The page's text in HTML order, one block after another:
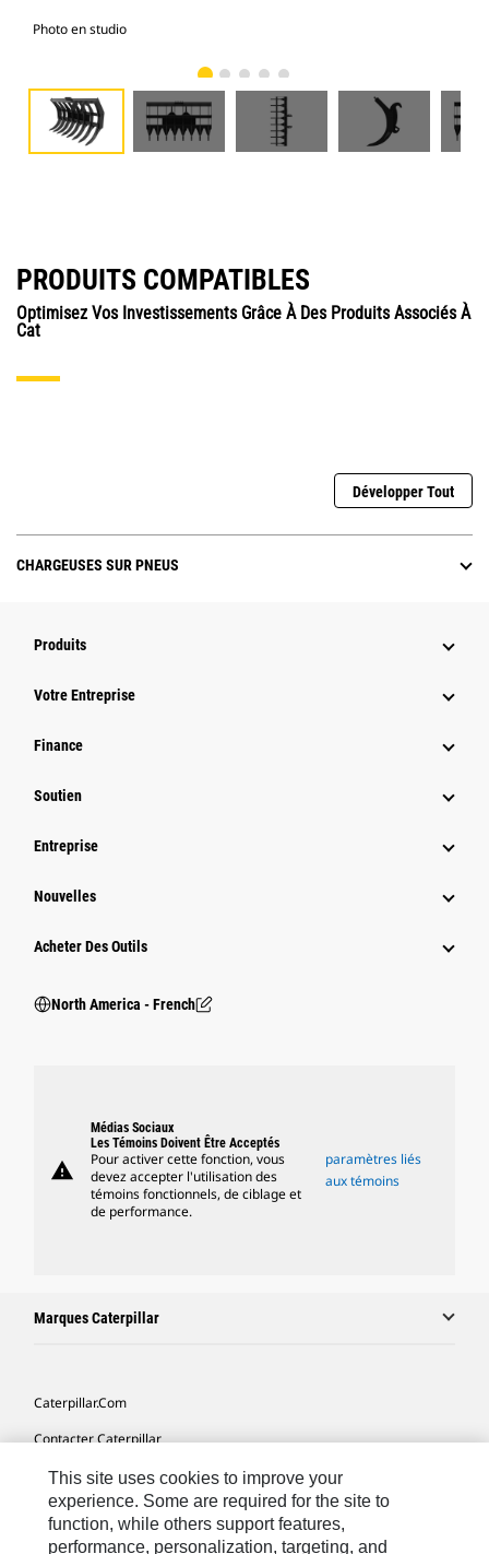
Photo en studio
PRODUITS COMPATIBLES
Optimisez Vos Investissements Grâce À Des Produits Associés À
Cat
Développer Tout
CHARGEUSES SUR PNEUS
Produits
Votre Entreprise
Finance
Soutien
Entreprise
Nouvelles
Acheter Des Outils
North America - French
warning
Médias Sociaux
Les Témoins Doivent Être Acceptés
Pour activer cette fonction, vous
devez accepter l'utilisation des
témoins fonctionnels, de ciblage et
de performance.
paramètres liés
aux témoins
Marques Caterpillar
Caterpillar.com
Contacter Caterpillar
Mes Préférences Marketing
Plan Du Site
Cookie Settings
This site uses cookies to improve your
experience. Some are required for the site to
function, while others support features,
performance, personalization, targeting, and